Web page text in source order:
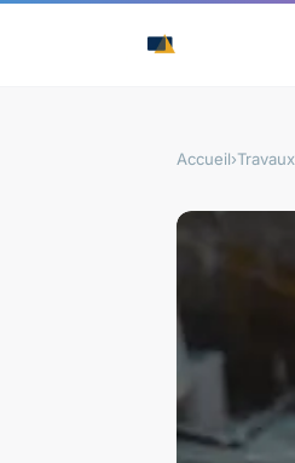
Accueil›Travaux